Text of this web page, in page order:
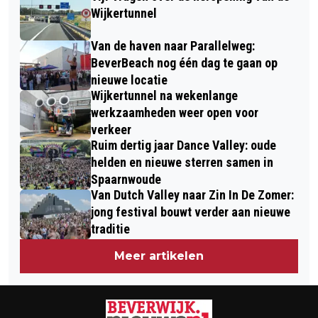
BEVERWIJK
KUNST IN KOP VAN WAZ VOOR
VERHUIZING NAAR NIEUW PAND
Wijkertunnel
Van de haven naar Parallelweg:
BeverBeach nog één dag te gaan op
nieuwe locatie
Wijkertunnel na wekenlange
werkzaamheden weer open voor
verkeer
Ruim dertig jaar Dance Valley: oude
helden en nieuwe sterren samen in
Spaarnwoude
Van Dutch Valley naar Zin In De Zomer:
jong festival bouwt verder aan nieuwe
traditie
Meer artikelen